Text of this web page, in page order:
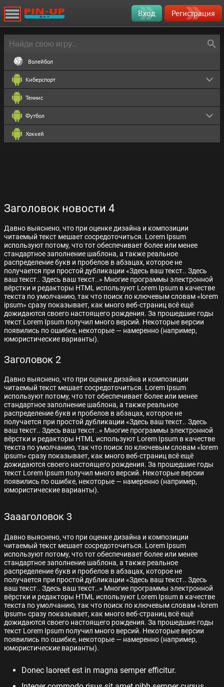
Вход Регистрация
Волейбол
Киберспорт
Теннис
Футбол
Хоккей
Заголовок новости 4
Давно выяснено, что при оценке дизайна и композиции
читаемый текст мешает сосредоточиться. Lorem Ipsum
используют потому, что тот обеспечивает более или менее
стандартное заполнение шаблона, а также реальное
распределение букв и пробелов в абзацах, которое не
получается при простой дубликации «Здесь ваш текст.. Здесь
ваш текст.. Здесь ваш текст..» Многие программы электронной
вёрстки и редакторы HTML используют Lorem Ipsum в качестве
текста по умолчанию, так что поиск по ключевым словам «lorem
ipsum» сразу показывает, как много веб-страниц всё ещё
дожидаются своего настоящего рождения. За прошедшие годы
текст Lorem Ipsum получил много версий. Некоторые версии
появились по ошибке, некоторые — намеренно (например,
юмористические варианты).
Заголовок 2
Давно выяснено, что при оценке дизайна и композиции
читаемый текст мешает сосредоточиться. Lorem Ipsum
используют потому, что тот обеспечивает более или менее
стандартное заполнение шаблона, а также реальное
распределение букв и пробелов в абзацах, которое не
получается при простой дубликации «Здесь ваш текст.. Здесь
ваш текст.. Здесь ваш текст..» Многие программы электронной
вёрстки и редакторы HTML используют Lorem Ipsum в качестве
текста по умолчанию, так что поиск по ключевым словам «lorem
ipsum» сразу показывает, как много веб-страниц всё ещё
дожидаются своего настоящего рождения. За прошедшие годы
текст Lorem Ipsum получил много версий. Некоторые версии
появились по ошибке, некоторые — намеренно (например,
юмористические варианты).
Заааголовок 3
Давно выяснено, что при оценке дизайна и композиции
читаемый текст мешает сосредоточиться. Lorem Ipsum
используют потому, что тот обеспечивает более или менее
стандартное заполнение шаблона, а также реальное
распределение букв и пробелов в абзацах, которое не
получается при простой дубликации «Здесь ваш текст.. Здесь
ваш текст.. Здесь ваш текст..» Многие программы электронной
вёрстки и редакторы HTML используют Lorem Ipsum в качестве
текста по умолчанию, так что поиск по ключевым словам «lorem
ipsum» сразу показывает, как много веб-страниц всё ещё
дожидаются своего настоящего рождения. За прошедшие годы
текст Lorem Ipsum получил много версий. Некоторые версии
появились по ошибке, некоторые — намеренно (например,
юмористические варианты).
Donec laoreet est in magna semper efficitur.